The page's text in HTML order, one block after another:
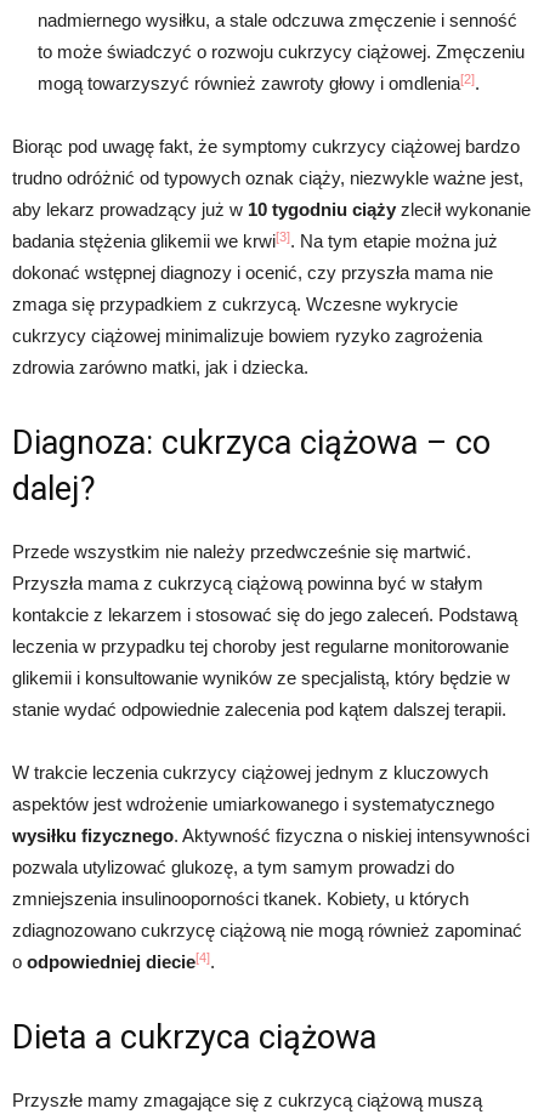
nadmiernego wysiłku, a stale odczuwa zmęczenie i senność
to może świadczyć o rozwoju cukrzycy ciążowej. Zmęczeniu
mogą towarzyszyć również zawroty głowy i omdlenia[2].
Biorąc pod uwagę fakt, że symptomy cukrzycy ciążowej bardzo
trudno odróżnić od typowych oznak ciąży, niezwykle ważne jest,
aby lekarz prowadzący już w 10 tygodniu ciąży zlecił wykonanie
badania stężenia glikemii we krwi[3]. Na tym etapie można już
dokonać wstępnej diagnozy i ocenić, czy przyszła mama nie
zmaga się przypadkiem z cukrzycą. Wczesne wykrycie
cukrzycy ciążowej minimalizuje bowiem ryzyko zagrożenia
zdrowia zarówno matki, jak i dziecka.
Diagnoza: cukrzyca ciążowa – co
dalej?
Przede wszystkim nie należy przedwcześnie się martwić.
Przyszła mama z cukrzycą ciążową powinna być w stałym
kontakcie z lekarzem i stosować się do jego zaleceń. Podstawą
leczenia w przypadku tej choroby jest regularne monitorowanie
glikemii i konsultowanie wyników ze specjalistą, który będzie w
stanie wydać odpowiednie zalecenia pod kątem dalszej terapii.
W trakcie leczenia cukrzycy ciążowej jednym z kluczowych
aspektów jest wdrożenie umiarkowanego i systematycznego
wysiłku fizycznego. Aktywność fizyczna o niskiej intensywności
pozwala utylizować glukozę, a tym samym prowadzi do
zmniejszenia insulinooporności tkanek. Kobiety, u których
zdiagnozowano cukrzycę ciążową nie mogą również zapominać
o odpowiedniej diecie[4].
Dieta a cukrzyca ciążowa
Przyszłe mamy zmagające się z cukrzycą ciążową muszą